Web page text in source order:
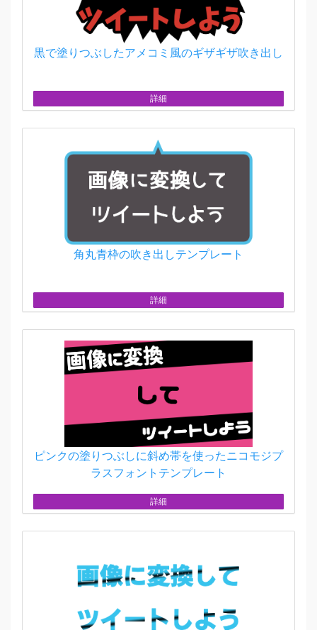
黒で塗りつぶしたアメコミ風のギザギザ吹き出し
詳細
角丸青枠の吹き出しテンプレート
詳細
ピンクの塗りつぶしに斜め帯を使ったニコモジプ
ラスフォントテンプレート
詳細